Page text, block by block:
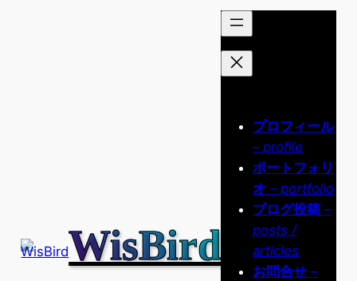
WisBird
プロフィール
– profile
ポートフォリ
オ – portfolio
ブログ投稿 –
posts /
articles
お問合せ –